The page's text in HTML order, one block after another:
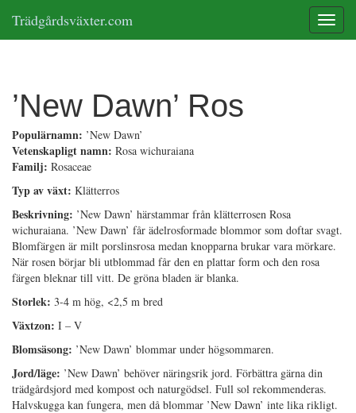
Trädgårdsväxter.com
’New Dawn’ Ros
Populärnamn: ’New Dawn’
Vetenskapligt namn: Rosa wichuraiana
Familj: Rosaceae
Typ av växt: Klätterros
Beskrivning: ’New Dawn’ härstammar från klätterrosen Rosa
wichuraiana. ’New Dawn’ får ädelrosformade blommor som doftar svagt.
Blomfärgen är milt porslinsrosa medan knopparna brukar vara mörkare.
När rosen börjar bli utblommad får den en plattar form och den rosa
färgen bleknar till vitt. De gröna bladen är blanka.
Storlek: 3-4 m hög, <2,5 m bred
Växtzon: I – V
Blomsäsong: ’New Dawn’ blommar under högsommaren.
Jord/läge: ’New Dawn’ behöver näringsrik jord. Förbättra gärna din
trädgårdsjord med kompost och naturgödsel. Full sol rekommenderas.
Halvskugga kan fungera, men då blommar ’New Dawn’ inte lika rikligt.